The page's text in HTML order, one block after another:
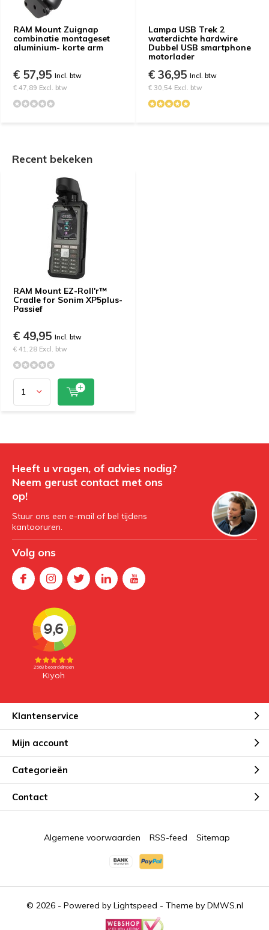
RAM Mount Zuignap
combinatie montageset
aluminium- korte arm
€ 57,95 Incl. btw
€ 47,89 Excl. btw
Lampa USB Trek 2
waterdichte hardwire
Dubbel USB smartphone
motorlader
€ 36,95 Incl. btw
€ 30,54 Excl. btw
Recent bekeken
RAM Mount EZ-Roll'r™
Cradle for Sonim XP5plus-
Passief
€ 49,95 Incl. btw
€ 41,28 Excl. btw
Heeft u vragen, of advies nodig?
Neem gerust contact met ons
op!
Stuur ons een e-mail of bel tijdens
kantooruren.
Volg ons
Klantenservice
Mijn account
Categorieën
Contact
© 2026 - Powered by Lightspeed - Theme by DMWS.nl
Algemene voorwaarden RSS-feed Sitemap